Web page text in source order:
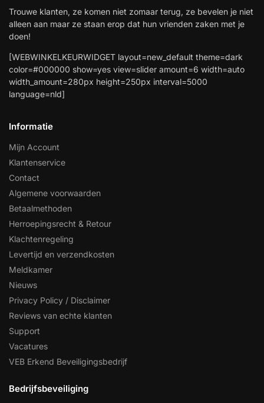
Trouwe klanten, ze komen niet zomaar terug, ze bevelen je niet
alleen aan maar ze staan erop dat hun vrienden zaken met je
doen!
[WEBWINKELKEURWIDGET layout=new_default theme=dark
color=#000000 show=yes view=slider amount=6 width=auto
width_amount=280px height=250px interval=5000
language=nld]
Informatie
Mijn Account
Klantenservice
Contact
Algemene voorwaarden
Betaalmethoden
Herroepingsrecht & Retour
Klachtenregeling
Levertijd en verzendkosten
Meldkamer
Nieuws
Privacy Policy / Disclaimer
Reviews van echte klanten
Support
Vacatures
VEB Erkend Beveiligingsbedrijf
Bedrijfsbeveiliging